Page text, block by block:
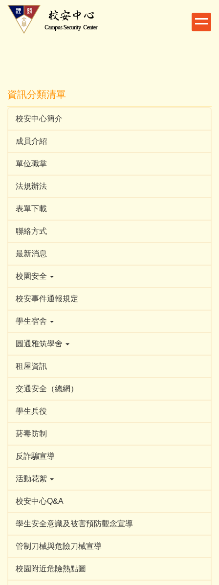
跳
資訊分類清單
校安中心簡介
成員介紹
單位職掌
法規辦法
表單下載
聯絡方式
最新消息
校園安全
校安事件通報規定
學生宿舍
圓通雅筑學舍
租屋資訊
交通安全（總網）
學生兵役
菸毒防制
反詐騙宣導
活動花絮
校安中心Q&A
學生安全意識及被害預防觀念宣導
管制刀械與危險刀械宣導
校園附近危險熱點圖